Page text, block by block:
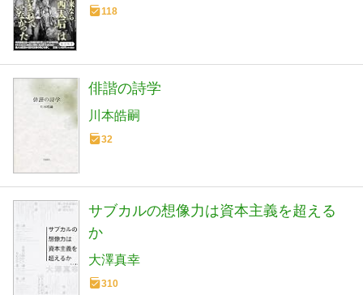
118
俳諧の詩学
川本皓嗣
32
サブカルの想像力は資本主義を超える
か
大澤真幸
310